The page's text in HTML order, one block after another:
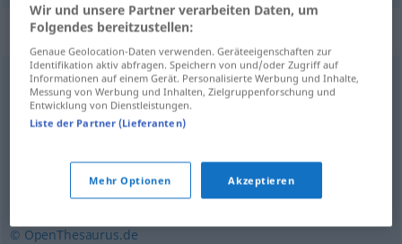
Synonyme für "Einigkeit"
Übereinstimmung, Eintracht,Einhelligkeit,
Übereinkommen,Harmonie
Eintracht ,Übereinstimmung ,
© OpenThesaurus.de
Wir und unsere Partner verarbeiten Daten, um
Folgendes bereitzustellen:
Genaue Geolocation-Daten verwenden. Geräteeigenschaften zur
Identifikation aktiv abfragen. Speichern von und/oder Zugriff auf
Informationen auf einem Gerät. Personalisierte Werbung und Inhalte,
Messung von Werbung und Inhalten, Zielgruppenforschung und
Entwicklung von Dienstleistungen.
Liste der Partner (Lieferanten)
Mehr Optionen Akzeptieren